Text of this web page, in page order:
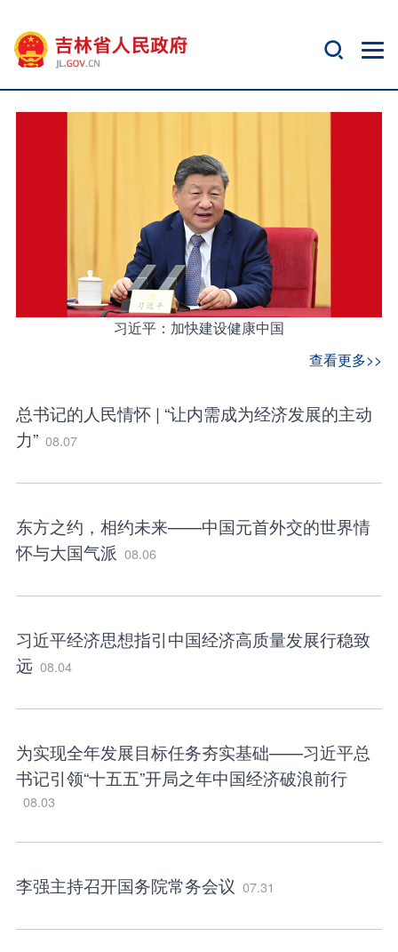
习近平：加快建设健康中国
查看更多>>
总书记的人民情怀 | “让内需成为经济发展的主动
力” 08.07
东方之约，相约未来——中国元首外交的世界情
怀与大国气派 08.06
习近平经济思想指引中国经济高质量发展行稳致
远 08.04
为实现全年发展目标任务夯实基础——习近平总
书记引领“十五五”开局之年中国经济破浪前行
08.03
李强主持召开国务院常务会议 07.31